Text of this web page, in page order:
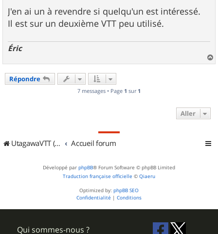
g
e
J'en ai un à revendre si quelqu'un est intéressé.
Il est sur un deuxième VTT peu utilisé.
Éric
a
Répondre
7 messages • Page 1 sur 1
Aller
UtagawaVTT (Randos VTT et VTTAE avec traces GPS) Accueil forum
Développé par phpBB® Forum Software © phpBB Limited
Traduction française officielle © Qiaeru
Optimized by: phpBB SEO
Confidentialité | Conditions
Qui sommes-nous ?